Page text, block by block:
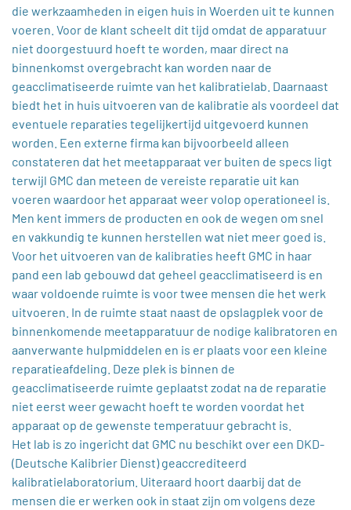
die werkzaamheden in eigen huis in Woerden uit te kunnen
voeren. Voor de klant scheelt dit tijd omdat de apparatuur
niet doorgestuurd hoeft te worden, maar direct na
binnenkomst overgebracht kan worden naar de
geacclimatiseerde ruimte van het kalibratielab. Daarnaast
biedt het in huis uitvoeren van de kalibratie als voordeel dat
eventuele reparaties tegelijkertijd uitgevoerd kunnen
worden. Een externe firma kan bijvoorbeeld alleen
constateren dat het meetapparaat ver buiten de specs ligt
terwijl GMC dan meteen de vereiste reparatie uit kan
voeren waardoor het apparaat weer volop operationeel is.
Men kent immers de producten en ook de wegen om snel
en vakkundig te kunnen herstellen wat niet meer goed is.
Voor het uitvoeren van de kalibraties heeft GMC in haar
pand een lab gebouwd dat geheel geacclimatiseerd is en
waar voldoende ruimte is voor twee mensen die het werk
uitvoeren. In de ruimte staat naast de opslagplek voor de
binnenkomende meetapparatuur de nodige kalibratoren en
aanverwante hulpmiddelen en is er plaats voor een kleine
reparatieafdeling. Deze plek is binnen de
geacclimatiseerde ruimte geplaatst zodat na de reparatie
niet eerst weer gewacht hoeft te worden voordat het
apparaat op de gewenste temperatuur gebracht is.
Het lab is zo ingericht dat GMC nu beschikt over een DKD-
(Deutsche Kalibrier Dienst) geaccrediteerd
kalibratielaboratorium. Uiteraard hoort daarbij dat de
mensen die er werken ook in staat zijn om volgens deze